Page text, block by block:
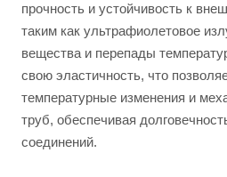
прочность и устойчивость к
таким как ультрафиолетовое
вещества и перепады
свою эластичность, что
температурные изменения и
труб, обеспечивая
соединений.